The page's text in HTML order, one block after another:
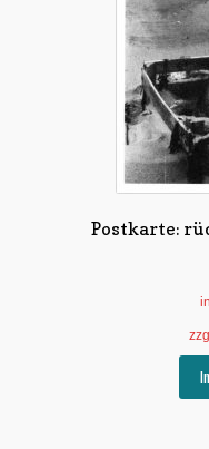
Postkarte: